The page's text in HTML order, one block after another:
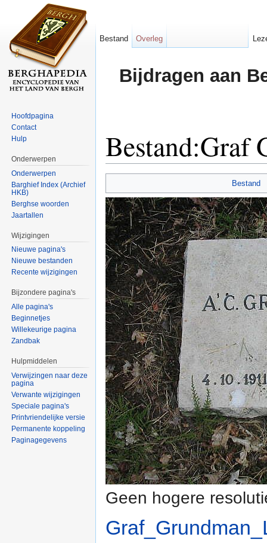
Bijdragen aan
Bestand:Graf
Bestand
Geen hogere
Bestand Overleg
Hoofdpagina
Contact
Hulp
Onderwerpen
Onderwerpen
Barghief Index (Archief
HKB)
Berghse woorden
Jaartallen
Wijzigingen
Nieuwe pagina's
Nieuwe bestanden
Recente wijzigingen
Bijzondere pagina's
Alle pagina's
Beginnetjes
Willekeurige pagina
Zandbak
Hulpmiddelen
Verwijzingen naar deze
pagina
Verwante wijzigingen
Speciale pagina's
Printvriendelijke versie
Permanente koppeling
Paginagegevens